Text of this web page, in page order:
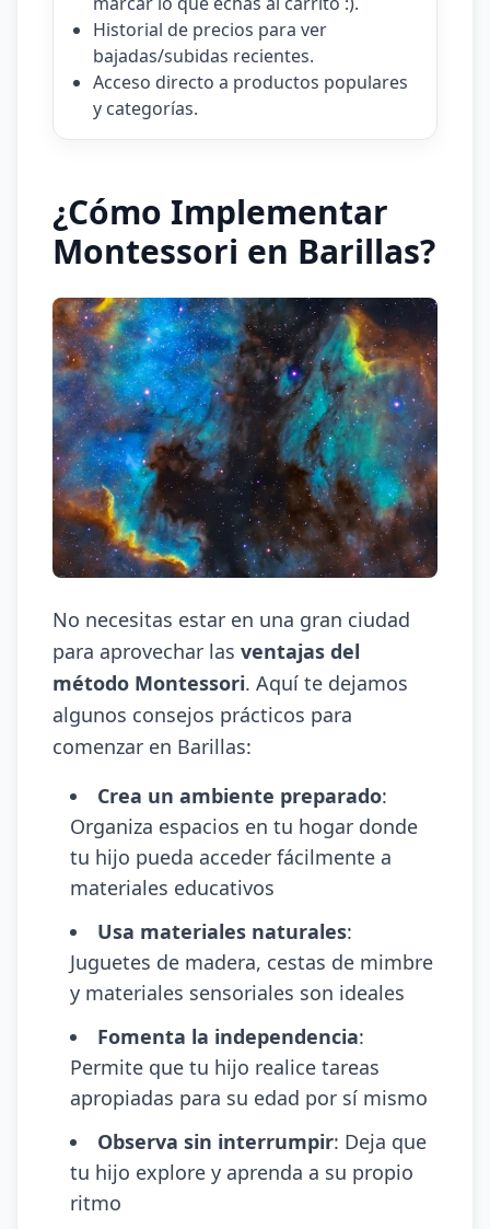
Historial de precios para ver
bajadas/subidas recientes.
Acceso directo a productos populares
y categorías.
¿Cómo Implementar
Montessori en Barillas?
No necesitas estar en una gran ciudad
para aprovechar las ventajas del
método Montessori. Aquí te dejamos
algunos consejos prácticos para
comenzar en Barillas:
Crea un ambiente preparado:
Organiza espacios en tu hogar donde
tu hijo pueda acceder fácilmente a
materiales educativos
Usa materiales naturales:
Juguetes de madera, cestas de mimbre
y materiales sensoriales son ideales
Fomenta la independencia:
Permite que tu hijo realice tareas
apropiadas para su edad por sí mismo
Observa sin interrumpir: Deja que
tu hijo explore y aprenda a su propio
ritmo